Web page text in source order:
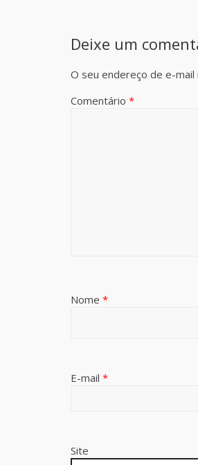
Deixe um
O seu endereço de e-mail
Comentário *
Nome *
E-mail *
Site